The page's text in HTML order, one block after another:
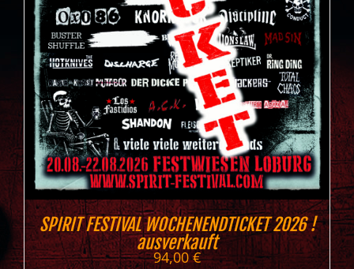
SPIRIT FESTIVAL WOCHENENDTICKET 2026 !
ausverkauft
94,00€